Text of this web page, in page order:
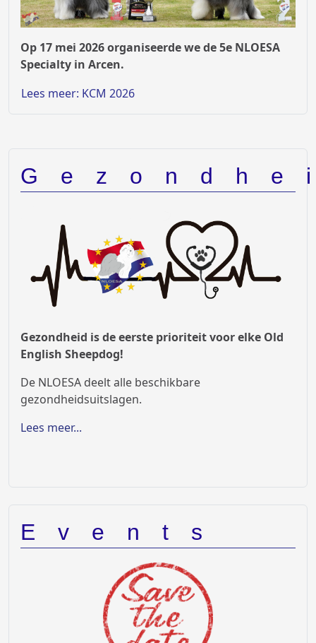
Op 17 mei 2026 organiseerde we de 5e NLOESA
Specialty in Arcen.
Lees meer: KCM 2026
Gezondheid is de eerste prioriteit voor elke Old
English Sheepdog!
De NLOESA deelt alle beschikbare
gezondheidsuitslagen.
Lees meer...
Events